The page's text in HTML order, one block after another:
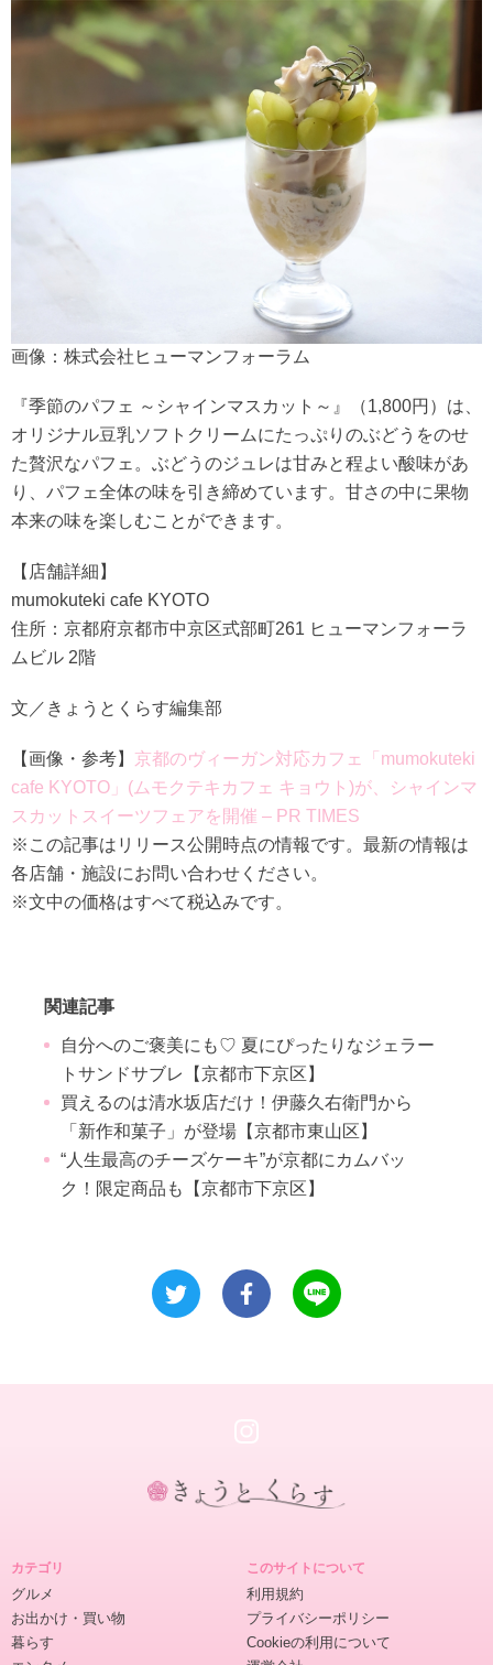
画像：株式会社ヒューマンフォーラム
『季節のパフェ ～シャインマスカット～』（1,800円）は、
オリジナル豆乳ソフトクリームにたっぷりのぶどうをのせ
た贅沢なパフェ。ぶどうのジュレは甘みと程よい酸味があ
り、パフェ全体の味を引き締めています。甘さの中に果物
本来の味を楽しむことができます。
【店舗詳細】
mumokuteki cafe KYOTO
住所：京都府京都市中京区式部町261 ヒューマンフォーラ
ムビル 2階
文／きょうとくらす編集部
【画像・参考】 京都のヴィーガン対応カフェ「mumokuteki
cafe KYOTO」(ムモクテキカフェ キョウト)が、シャインマ
スカットスイーツフェアを開催 – PR TIMES
※この記事はリリース公開時点の情報です。最新の情報は
各店舗・施設にお問い合わせください。
※文中の価格はすべて税込みです。
関連記事
自分へのご褒美にも♡ 夏にぴったりなジェラー
トサンドサブレ【京都市下京区】
買えるのは清水坂店だけ！伊藤久右衛門から
「新作和菓子」が登場【京都市東山区】
“人生最高のチーズケーキ”が京都にカムバッ
ク！限定商品も【京都市下京区】
カテゴリ
グルメ
お出かけ・買い物
暮らす
このサイトについて
利用規約
プライバシーポリシー
Cookieの利用について